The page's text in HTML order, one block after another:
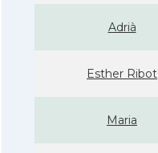
Adrià
Esther Ribot
Maria